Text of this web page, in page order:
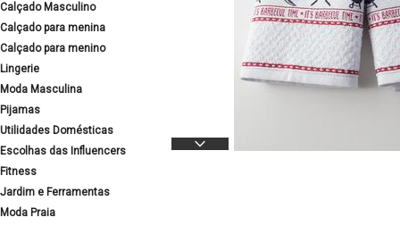
Calçado Masculino
Calçado para menina
Calçado para menino
Lingerie
Moda Masculina
Pijamas
Utilidades Domésticas
Escolhas das Influencers
Fitness
Jardim e Ferramentas
Moda Praia